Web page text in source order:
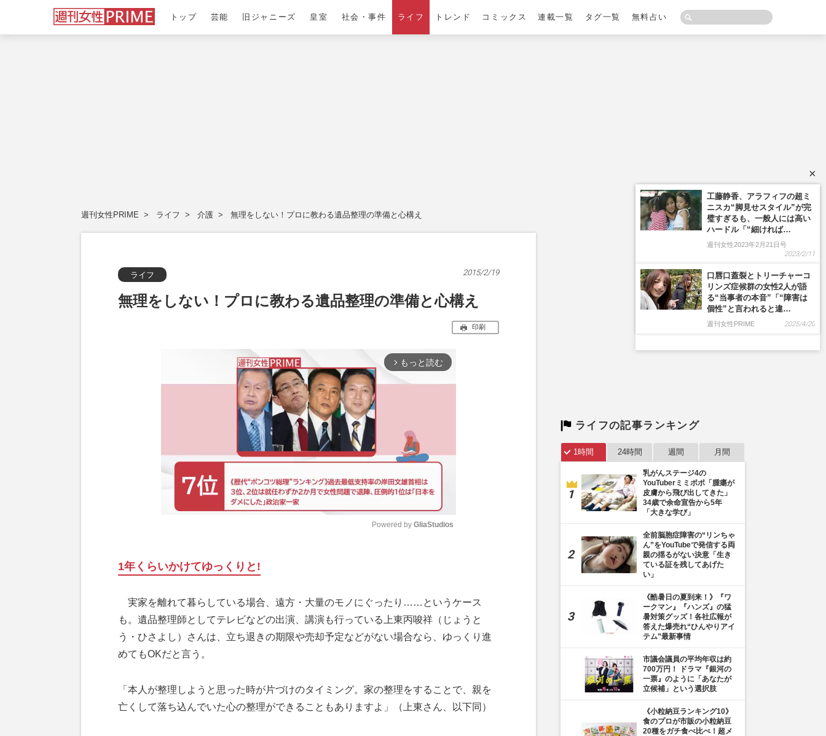
トップ 芸能 旧ジャニーズ 皇室 社会・事件 ライフ トレンド コミックス 連載一覧 タグ一覧 無料占い
週刊女性PRIME ライフ 介護 無理をしない！プロに教わる遺品整理の準備と心構え
ライフ 2015/2/19
無理をしない！プロに教わる遺品整理の準備と心構え
印刷
arrow_forward_ios もっと読む
Powered by GliaStudios
1年くらいかけてゆっくりと!
実家を離れて暮らしている場合、遠方・大量のモノにぐったり……というケース
も。遺品整理師としてテレビなどの出演、講演も行っている上東丙唆祥（じょうと
う・ひさよし）さんは、立ち退きの期限や売却予定などがない場合なら、ゆっくり進
めてもOKだと言う。
「本人が整理しようと思った時が片づけのタイミング。家の整理をすることで、親を
亡くして落ち込んでいた心の整理ができることもありますよ」（上東さん、以下同）
ライフの記事ランキング
1時間 24時間 週間 月間
乳がんステージ4の
YouTuberミミポポ「腫瘍が
皮膚から飛び出してきた」
34歳で余命宣告から5年
「大きな学び」
全前脳胞症障害の“リンちゃ
ん”をYouTubeで発信する両
親の揺るがない決意「生き
ている証を残してあげた
い」
《酷暑日の夏到来！》『ワ
ークマン』『ハンズ』の猛
暑対策グッズ！各社広報が
答えた爆売れ“ひんやりアイ
テム”最新事情
市議会議員の平均年収は約
700万円！ ドラマ『銀河の
一票』のように「あなたが
立候補」という選択肢
《小粒納豆ランキング10》
食のプロが市販の小粒納豆
20種をガチ食べ比べ！超メ
×
工藤静香、アラフィフの超ミ
ニスカ“脚見せスタイル”が完
璧すぎるも、一般人には高い
ハードル「“細ければ…
週刊女性2023年2月21日号
2023/2/11
口唇口蓋裂とトリーチャーコ
リンズ症候群の女性2人が語
る“当事者の本音”「“障害は
個性”と言われると違…
週刊女性PRIME 2025/4/20